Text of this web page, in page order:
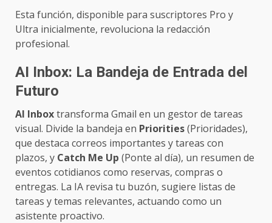
Esta función, disponible para suscriptores Pro y
Ultra inicialmente, revoluciona la redacción
profesional.
AI Inbox: La Bandeja de Entrada del
Futuro
AI Inboxtransforma Gmail en un gestor de tareas
visual. Divide la bandeja en Priorities(Prioridades),
que destaca correos importantes y tareas con
plazos, y Catch Me Up (Ponte al día), un resumen de
eventos cotidianos como reservas, compras o
entregas. La IA revisa tu buzón, sugiere listas de
tareas y temas relevantes, actuando como un
asistente proactivo.